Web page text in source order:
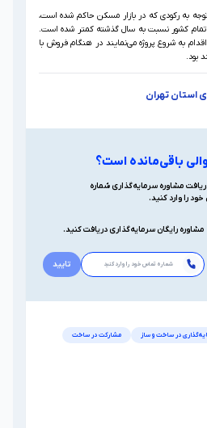
به رکودی که در بازار مسکن حاکم شده است،
تمام کشور نسبت به سال گذشته کمتر شده است.
اقدام به شروع پروژه می‌نمایند در هنگام فروش با
بود.
استان تهران
باقی‌مانده است؟
مشاوره سرمایه‌گذاری شماره
را وارد کنید.
مشاوره رایگان سرمایه‌گذاری دریافت کنید.
تایید
در ساخت و ساز مشارکت در ساخت